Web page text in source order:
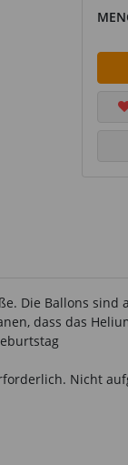
Die Ballons
dass das
Nicht